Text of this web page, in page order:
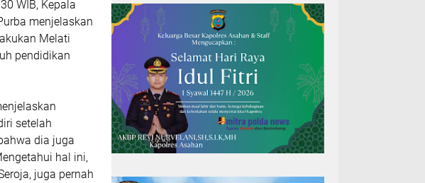
WIB, Kepala
menjelaskan
Melati
pendidikan
setelah
dia juga
hal ini,
juga pernah